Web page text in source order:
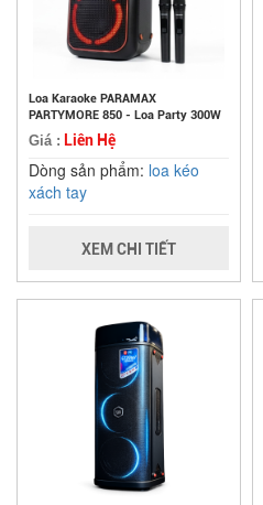
Loa Karaoke PARAMAX
PARTYMORE 850 - Loa Party 300W
Giá : Liên Hệ
Dòng sản phẩm: loa kéo
xách tay
XEM CHI TIẾT